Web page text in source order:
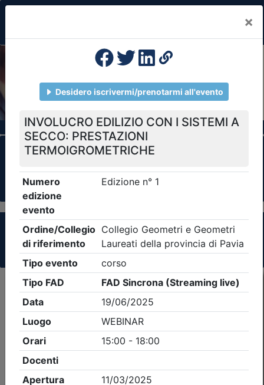
×
Previous
Formazione Professionale Continua
Il portale della formazione per Ordini e
Collegi Professionali
Clicca qui - espandi la sezione dei filtri ricerca
eventi
Criteri di ricerca applicati:
- Tipo Ordine/collegio:Geometri- Ordine:
Pavia- Eventi in programma dal